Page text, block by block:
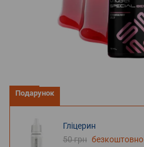
Подарунок
Гліцерин
50 грн безкоштовно